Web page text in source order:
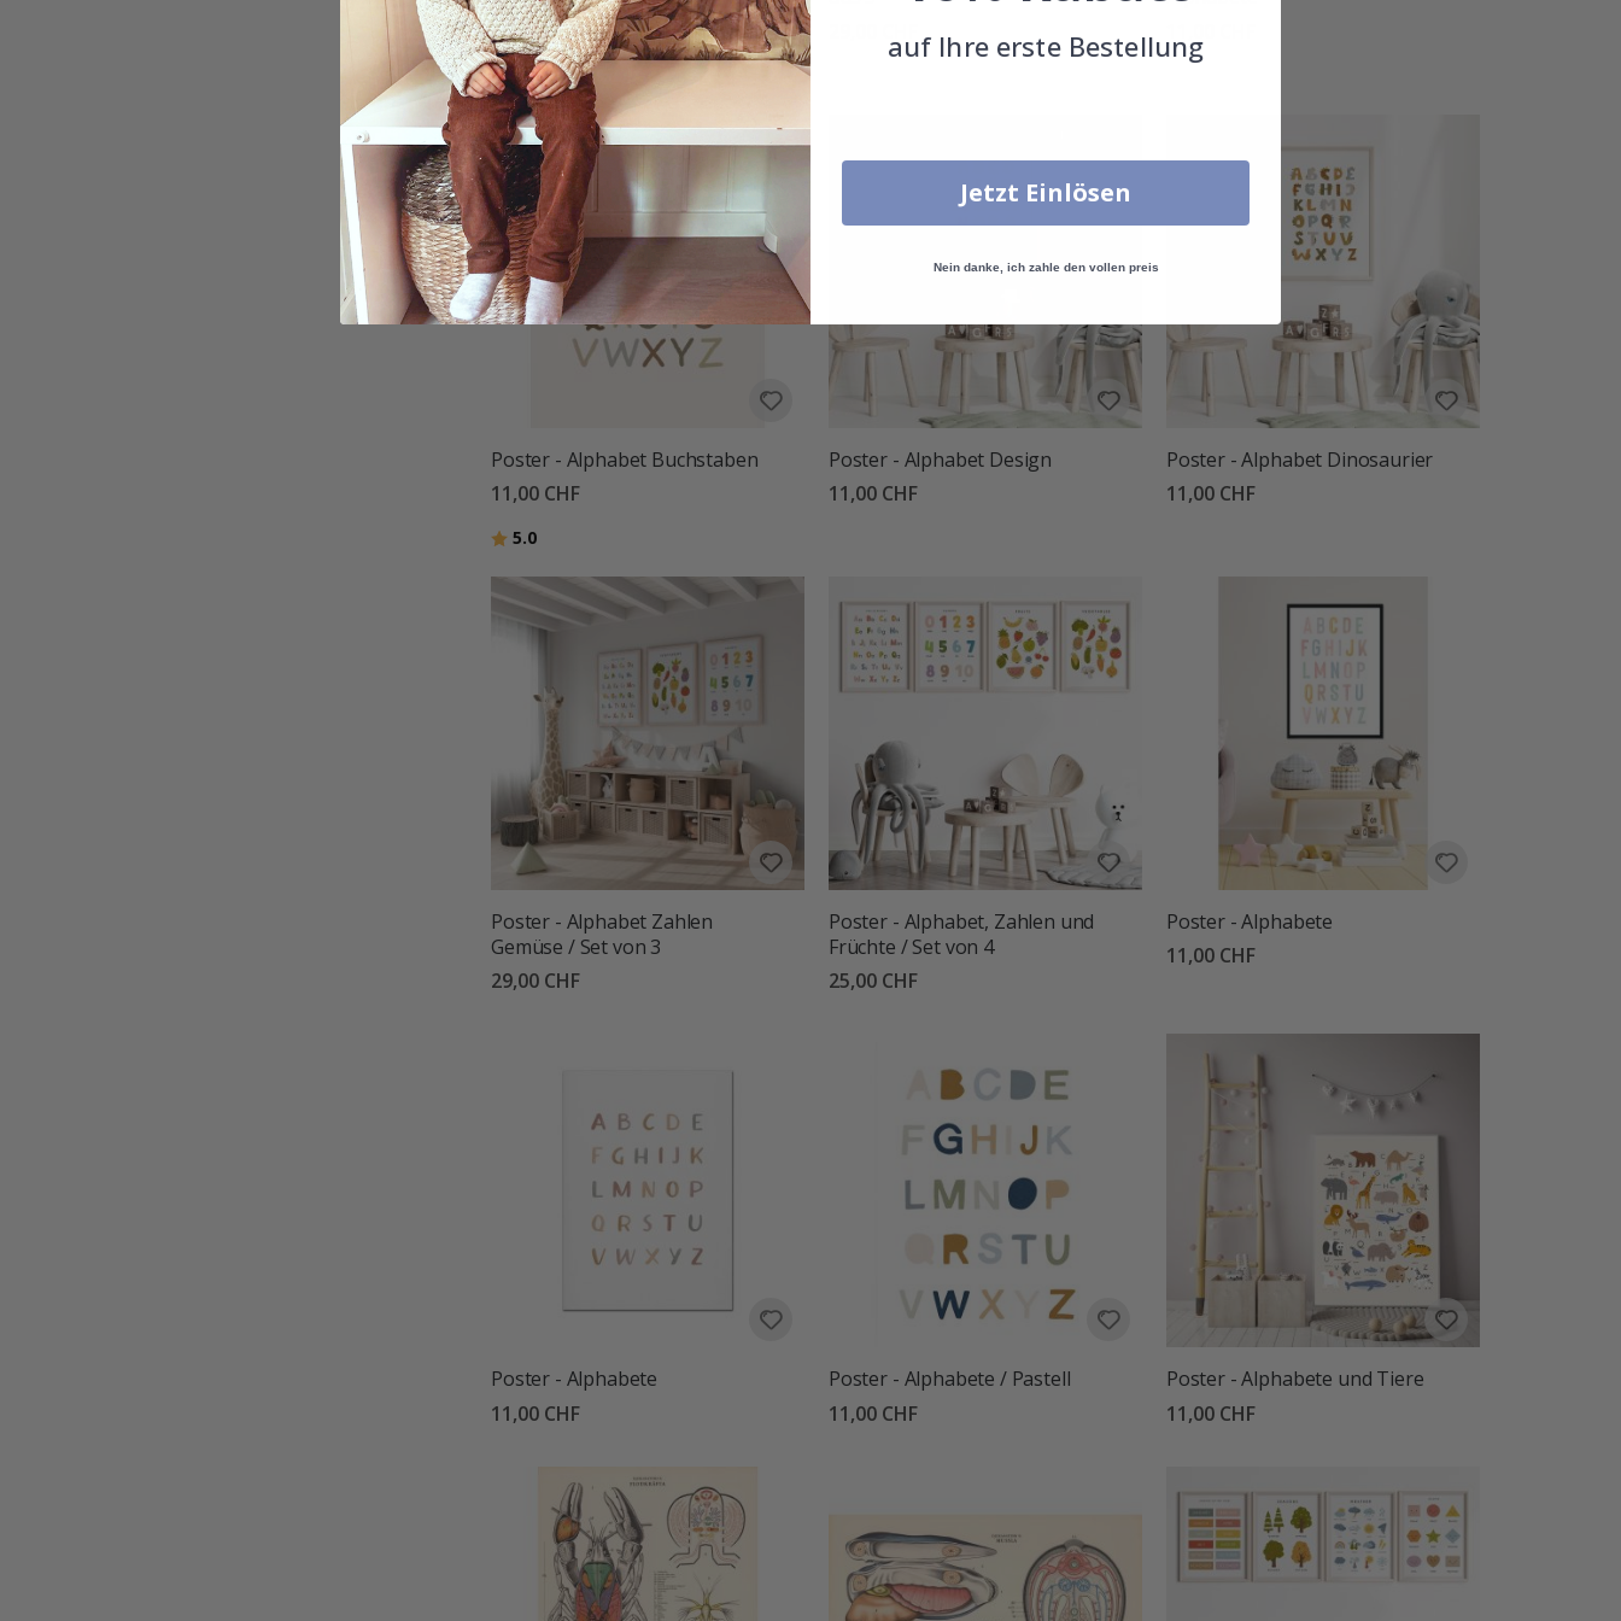
25,00 CHF
Bewertung:
5.0von 5 Sternen
Poster - Alphabet Buchstaben
11,00 CHF
Bewertung:
5.0
Poster - Alphabet Design
11,00 CHF
Poster - Alphabet Dinosaurier
11,00 CHF
Poster - Alphabet Zahlen
Gemüse / Set von 3
29,00 CHF
Poster - Alphabet, Zahlen und
Früchte / Set von 4
25,00 CHF
Poster - Alphabete
11,00 CHF
Poster - Alphabete
11,00 CHF
Poster - Alphabete / Pastell
11,00 CHF
Poster - Alphabete und Tiere
11,00 CHF
auf Ihre erste Bestellung
Jetzt Einlösen
Nein danke, ich zahle den vollen preis